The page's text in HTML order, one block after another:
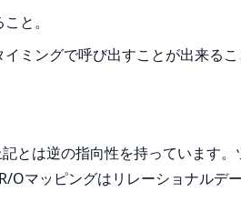
と。
ミングで呼び出すことが出来るこ
とは逆の指向性を持っています
マッピングはリレーショナルデ